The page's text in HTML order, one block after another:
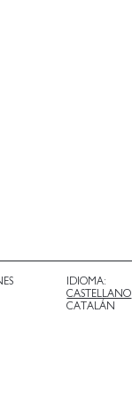
IDIOMA:
CASTELLANO
CATALÁN